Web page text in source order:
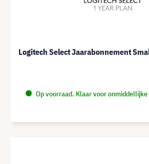
Logitech Select Jaarabonnement
Op voorraad. Klaar voor